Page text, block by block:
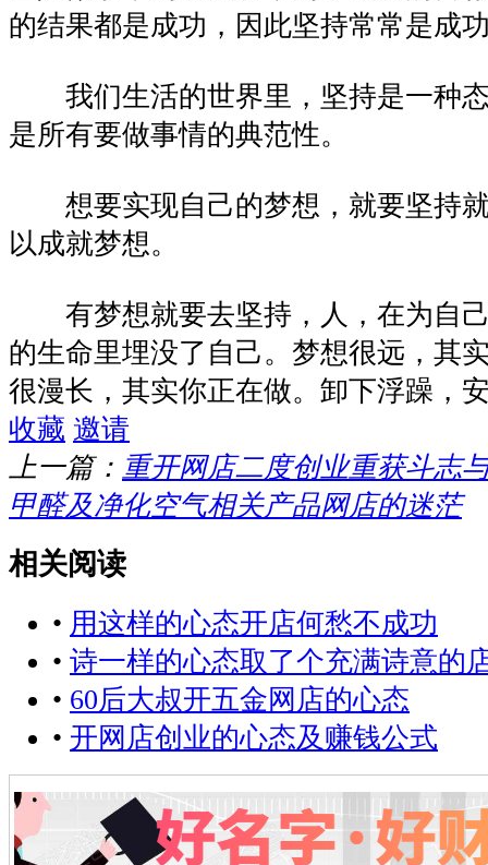
的结果都是成功，因此坚持常常是成
我们生活的世界里，坚持是一种态
是所有要做事情的典范性。
想要实现自己的梦想，就要坚持就
以成就梦想。
有梦想就要去坚持，人，在为自己
的生命里埋没了自己。梦想很远，其
很漫长，其实你正在做。卸下浮躁，
收藏 邀请
上一篇： 重开网店二度创业重获斗志
甲醛及净化空气相关产品网店的迷茫
相关阅读
• 用这样的心态开店何愁不成功
• 诗一样的心态取了个充满诗意的
• 60后大叔开五金网店的心态
• 开网店创业的心态及赚钱公式